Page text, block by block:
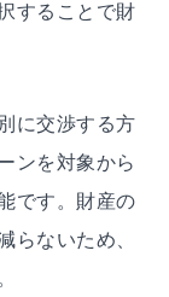
することで財
に交渉する方
ンを対象から
です。財産の
らないため、